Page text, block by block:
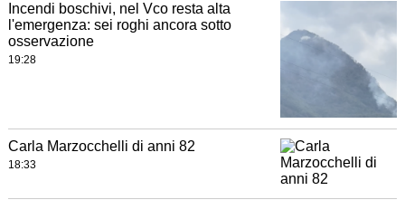
Incendi boschivi, nel Vco resta alta
l'emergenza: sei roghi ancora sotto
osservazione
19:28
Carla Marzocchelli di anni 82
18:33